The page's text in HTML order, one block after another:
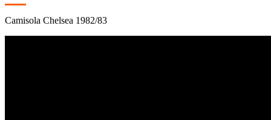
Camisola Chelsea 1982/83